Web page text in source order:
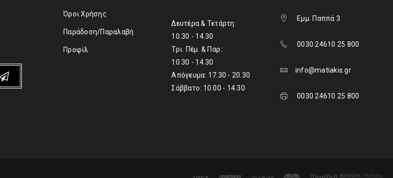
Όροι Χρήσης
Παράδοση/Παραλαβή
Προφίλ
Δευτέρα & Τετάρτη:
10.30 - 14.30
Τρι. Πέμ. & Παρ.:
10.30 - 14.30
Απόγευμα: 17.30 - 20.30
Σάββατο: 10.00 - 14.30
Εμμ. Παππά 3
0030 24610 25 800
info@matiakis.gr
0030 24610 25 800